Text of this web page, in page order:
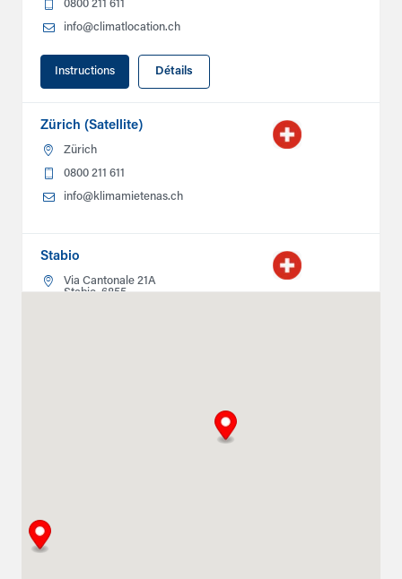
0800 211 611
info@climatlocation.ch
Instructions Détails
Zürich (Satellite)
Zürich
0800 211 611
info@klimamietenas.ch
Stabio
Via Cantonale 21A
Stabio, 6855